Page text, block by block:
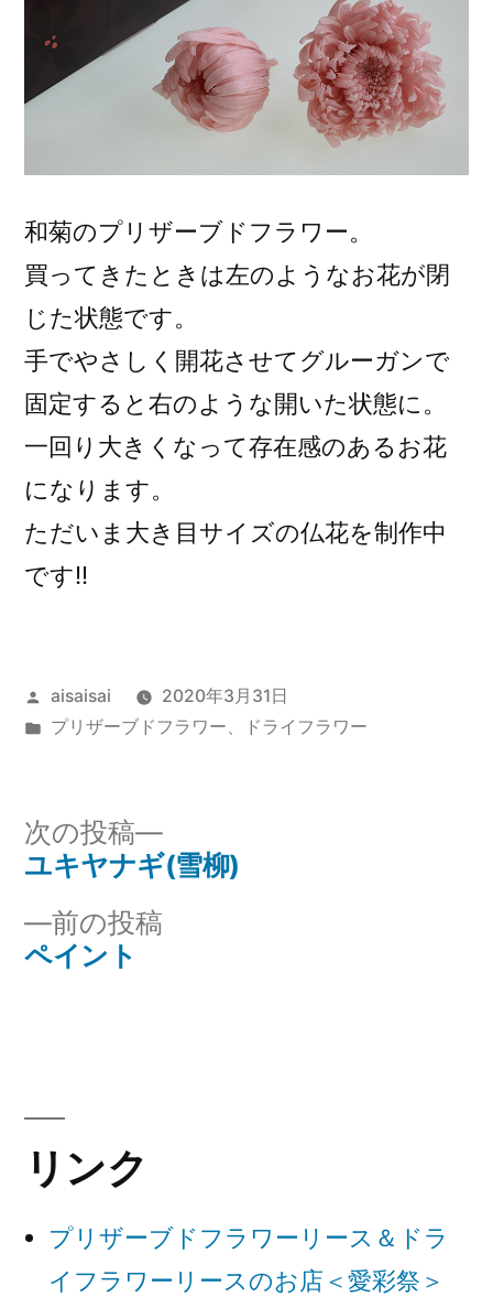
和菊のプリザーブドフラワー。
買ってきたときは左のようなお花が閉
じた状態です。
手でやさしく開花させてグルーガンで
固定すると右のような開いた状態に。
一回り大きくなって存在感のあるお花
になります。
ただいま大き目サイズの仏花を制作中
です!!
投
稿
aisaisai
2020年3月31日
カ
ー:
プリザーブドフラワー、ドライフラワー
投
稿
ー
シ
ョ
前の投稿
ペイント
次の投稿
次
の
ユキヤナギ(雪柳)
リンク
プリザーブドフラワーリース＆ドラ
イフラワーリースのお店＜愛彩祭＞